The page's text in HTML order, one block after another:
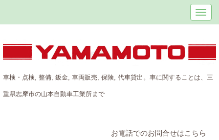
車検・点検, 整備, 鈑金, 車両販売, 保険, 代車貸出。 車に関することは、三
重県志摩市の山本自動車工業所まで
お電話でのお問合せはこちら